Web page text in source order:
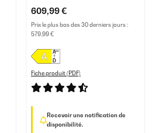
Or rose
609,99 €
Prix le plus bas des 30 derniers jours :
579,99 €
Fiche produit (PDF)
Recevoir une notification de
disponibilité.